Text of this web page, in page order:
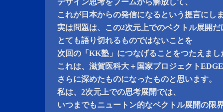
デザイン思考をブームから解放して、
これが日本からの発信になるという提言にし
実は問題は、この2次元上でのベクトル展開だ
とても語り切れるものではないことを
次回の「KK塾」につなげることをつたえまし
これは、滋賀医科大＋国家プロジェクト
さらに深めたものになったものと思います。
私は、2次元上での思考展開では、
いつまでもニュートン的なベクトル展開の限